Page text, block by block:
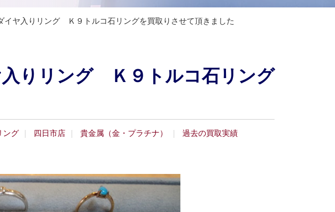
ヤ入りリング Ｋ９トルコ石リングを買取りさせて頂きました
りリング Ｋ９トルコ石リング
ング 四日市店 貴金属（金・プラチナ） 過去の買取実績